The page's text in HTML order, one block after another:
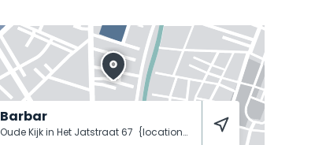
Barbar
Oude Kijk in Het Jatstraat 67 {location-17409} 9712 EE